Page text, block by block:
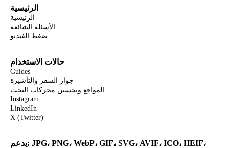
الرئيسية
الرئيسية
الأسئلة الشائعة
ضغط الفيديو
حالات الاستخدام
Guides
جواز السفر والتأشيرة
المواقع وتحسين محركات البحث
Instagram
LinkedIn
X (Twitter)
يدعم: JPG، PNG، WebP، GIF، SVG، AVIF، ICO، HEIF،